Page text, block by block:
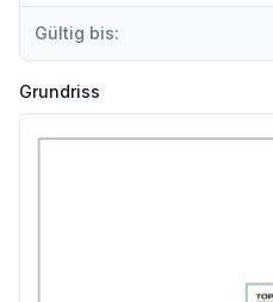
Gültig bis:
Grundriss